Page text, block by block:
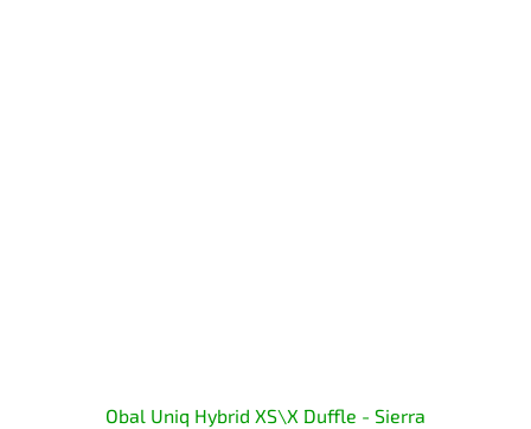
Obal Uniq Hybrid XS\X Duffle - Sierra